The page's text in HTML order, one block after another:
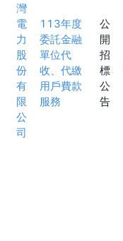
灣
電
力
股
份
有
限
公
司
113年度
委託金融
單位代
收、代繳
用戶費款
服務
公
開
招
標
公
告